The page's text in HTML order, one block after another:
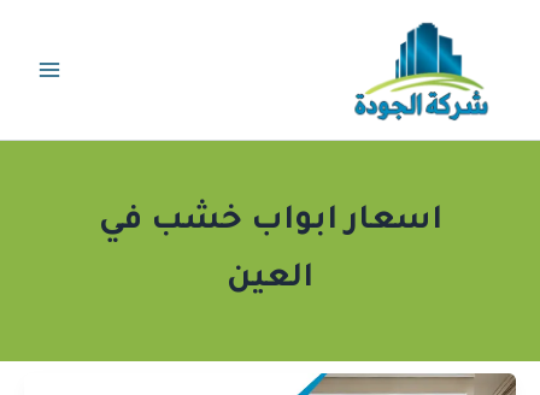
اسعار ابواب خشب في
العين